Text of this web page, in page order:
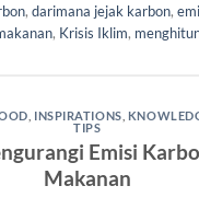
, darimana jejak karbon,
, Krisis Iklim,
INSPIRATIONS
TIPS
Emisi
Makanan